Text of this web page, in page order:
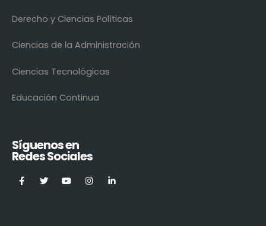
Derecho y Ciencias Políticas
Ciencias de la Administración
Ciencias Tecnológicas
Educación Continua
Síguenos en
Redes Sociales